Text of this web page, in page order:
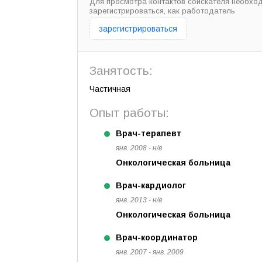
зарегистрироваться, как работодатель
зарегистрироваться
Занятость:
Частичная
Опыт работы:
Врач-терапевт
янв. 2008 - н/в
Онкологическая больница
Врач-кардиолог
янв. 2013 - н/в
Онкологическая больница
Врач-координатор
янв. 2007 - янв. 2009